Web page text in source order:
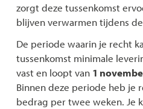
zorgt deze tussenkomst
blijven verwarmen tijdens
De periode waarin je recht
tussenkomst minimale
vast en loopt van 1
Binnen deze periode heb je
bedrag per twee weken. Je